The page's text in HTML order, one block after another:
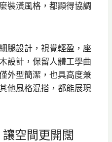
裝潢風格，都顯得協調
腿設計，視覺輕盈，座
設計，保留人體工學曲
外型簡潔，也具高度兼
他風格混搭，都能展現
空間更開闊